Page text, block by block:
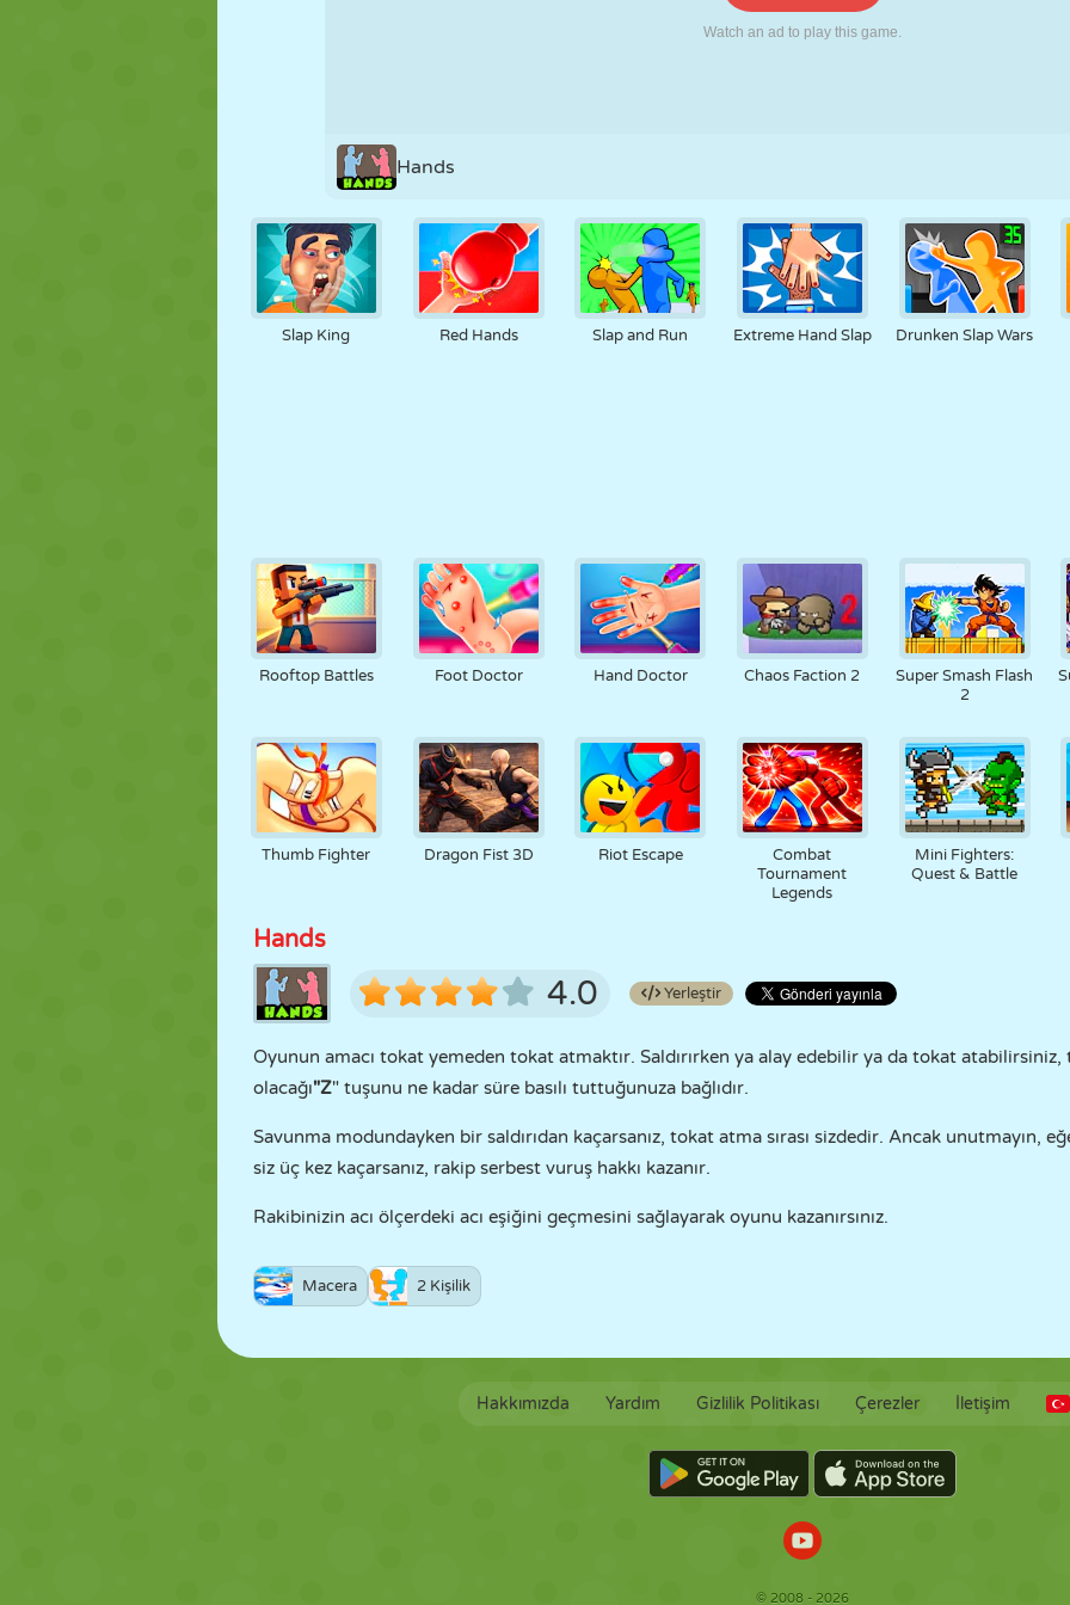
ROBOT KOŞU OKUL
Hands
Slap King Red Hands Slap and Run Extreme Hand Slap Drunken Slap Wars
Rooftop Battles Foot Doctor Hand Doctor Chaos Faction 2
Super Smash Flash
2
Thumb Fighter Dragon Fist 3D Riot Escape
Combat
Tournament
Legends
Mini Fighters:
Quest & Battle
Hands
4.0 Yerleştir
Oyunun amacı tokat yemeden tokat atmaktır. Saldırırken ya alay edebilir ya da tokat atabilirsiniz,
olacağı"Z" tuşunu ne kadar süre basılı tuttuğunuza bağlıdır.
Savunma modundayken bir saldırıdan kaçarsanız, tokat atma sırası sizdedir. Ancak unutmayın,
siz üç kez kaçarsanız, rakip serbest vuruş hakkı kazanır.
Rakibinizin acı ölçerdeki acı eşiğini geçmesini sağlayarak oyunu kazanırsınız.
Macera 2 Kişilik
Hakkımızda Yardım Gizlilik Politikası Çerezler İletişim
© 2008 - 2026